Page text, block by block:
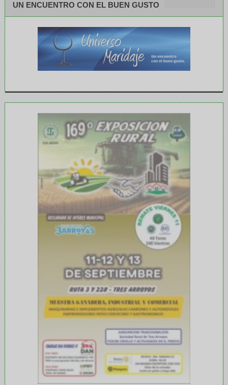
UN ENCUENTRO CON EL BUEN GUSTO